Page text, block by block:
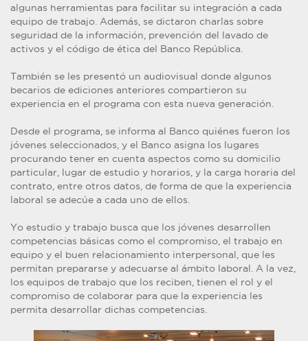
algunas herramientas para facilitar su integración a cada
equipo de trabajo. Además, se dictaron charlas sobre
seguridad de la información, prevención del lavado de
activos y el código de ética del Banco República.
También se les presentó un audiovisual donde algunos
becarios de ediciones anteriores compartieron su
experiencia en el programa con esta nueva generación.
Desde el programa, se informa al Banco quiénes fueron los
jóvenes seleccionados, y el Banco asigna los lugares
procurando tener en cuenta aspectos como su domicilio
particular, lugar de estudio y horarios, y la carga horaria del
contrato, entre otros datos, de forma de que la experiencia
laboral se adecúe a cada uno de ellos.
Yo estudio y trabajo busca que los jóvenes desarrollen
competencias básicas como el compromiso, el trabajo en
equipo y el buen relacionamiento interpersonal, que les
permitan prepararse y adecuarse al ámbito laboral. A la vez,
los equipos de trabajo que los reciben, tienen el rol y el
compromiso de colaborar para que la experiencia les
permita desarrollar dichas competencias.